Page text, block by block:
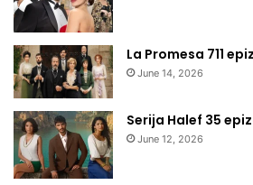
La Promesa 711
June 14, 2026
Serija Halef 35
June 12, 2026